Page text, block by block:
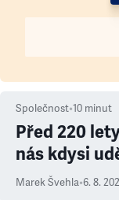
Společnost•10 minut
Před 220
nás kdysi
Marek Švehla•6. 8.